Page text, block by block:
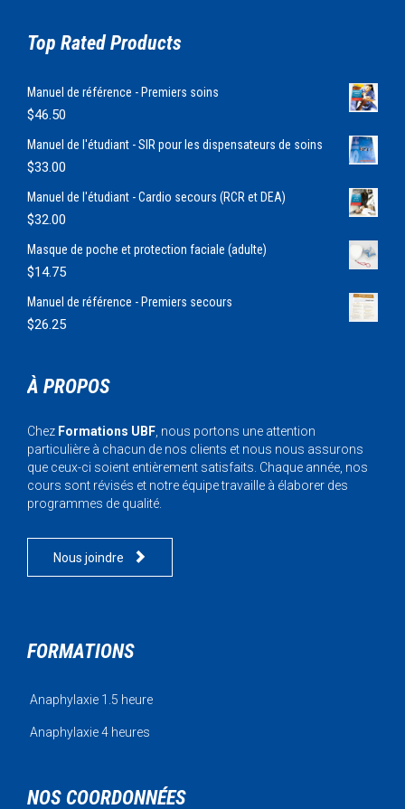
Top Rated Products
Manuel de référence - Premiers soins
$46.50
Manuel de l'étudiant - SIR pour les dispensateurs de soins
$33.00
Manuel de l'étudiant - Cardio secours (RCR et DEA)
$32.00
Masque de poche et protection faciale (adulte)
$14.75
Manuel de référence - Premiers secours
$26.25
À PROPOS
Chez Formations UBF , nous portons une attention
particulière à chacun de nos clients et nous nous assurons
que ceux-ci soient entièrement satisfaits. Chaque année, nos
cours sont révisés et notre équipe travaille à élaborer des
programmes de qualité.
Nous joindre 
FORMATIONS
Anaphylaxie 1.5 heure
Anaphylaxie 4 heures
NOS COORDONNÉES